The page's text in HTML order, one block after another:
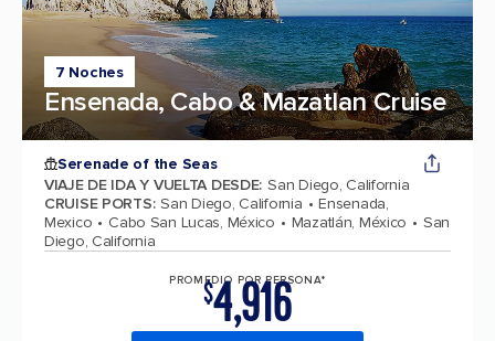
7 Noches
Ensenada, Cabo & Mazatlan Cruise
Serenade of the Seas
VIAJE DE IDA Y VUELTA DESDE: San Diego, California
CRUISE PORTS: San Diego, California
Ensenada,
Mexico
Cabo San Lucas, México Mazatlán, México
San
Diego, California
PROMEDIO POR PERSONA*
$4,916